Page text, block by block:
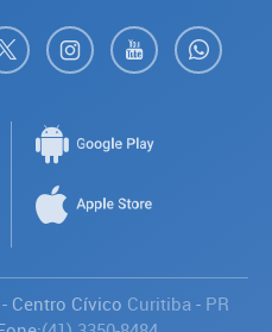
Centro Cívico Curitiba - PR